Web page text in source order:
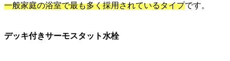
一般家庭の浴室で最も多く採用されているタイプです。
デッキ付きサーモスタット水栓